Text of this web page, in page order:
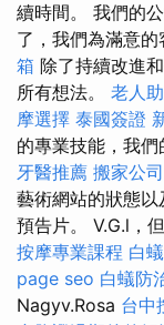
續時間。 我們的
了，我們為滿意的
箱 除了持續改進
所有想法。 老人
摩選擇 泰國簽證
的專業技能，我們
牙醫推薦 搬家公
藝術網站的狀態
預告片。 V.G.l，
按摩專業課程 白蟻
page seo 白蟻防
Nagyv.Rosa 台中